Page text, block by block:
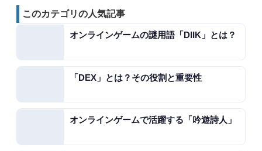
このカテゴリの人気記事
オンラインゲームの謎用語「DIIK」とは？
「DEX」とは？その役割と重要性
オンラインゲームで活躍する「吟遊詩人」